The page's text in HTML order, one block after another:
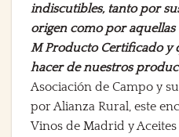
indiscutibles, tanto por
origen como por
M Producto Certificado y
hacer de nuestros
Asociación de Campo y
por Alianza Rural, este
Vinos de Madrid y